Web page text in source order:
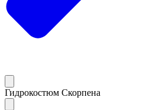
Гидрокостюм Скорпена